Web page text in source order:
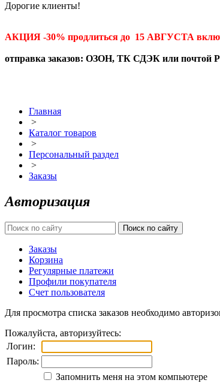
Дорогие клиенты!
АКЦИЯ -30% продлиться до 15 АВГУСТА
отправка заказов: ОЗОН, ТК СДЭК или почтой
Главная
>
Каталог товаров
>
Персональный раздел
>
Заказы
Авторизация
Заказы
Корзина
Регулярные платежи
Профили покупателя
Счет пользователя
Для просмотра списка заказов необходимо
Пожалуйста, авторизуйтесь:
Логин:
Пароль:
Запомнить меня на этом компьютере